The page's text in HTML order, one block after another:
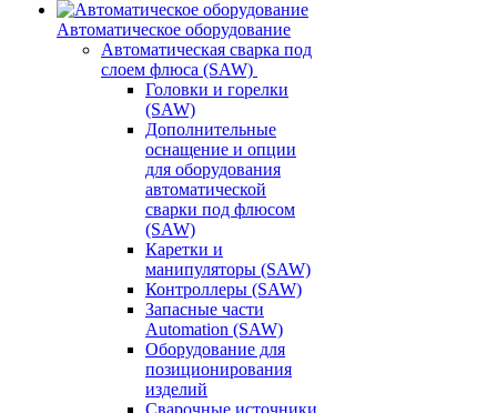
Автоматическое оборудование
Автоматическая сварка под
слоем флюса (SAW)
Головки и горелки
(SAW)
Дополнительные
оснащение и опции
для оборудования
автоматической
сварки под флюсом
(SAW)
Каретки и
манипуляторы (SAW)
Контроллеры (SAW)
Запасные части
Automation (SAW)
Оборудование для
позиционирования
изделий
Сварочные источники